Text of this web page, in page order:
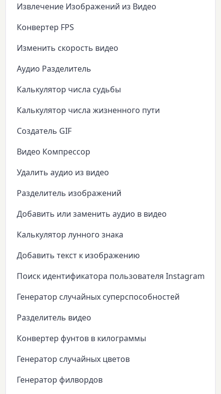
Извлечение Изображений из Видео
Конвертер FPS
Изменить скорость видео
Аудио Разделитель
Калькулятор числа судьбы
Калькулятор числа жизненного пути
Создатель GIF
Видео Компрессор
Удалить аудио из видео
Разделитель изображений
Добавить или заменить аудио в видео
Калькулятор лунного знака
Добавить текст к изображению
Поиск идентификатора пользователя Instagram
Генератор случайных суперспособностей
Разделитель видео
Конвертер фунтов в килограммы
Генератор случайных цветов
Генератор филвордов